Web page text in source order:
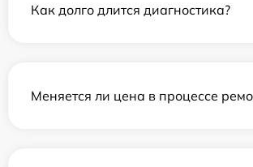
Как долго длится диагностика?
Меняется ли цена в процессе